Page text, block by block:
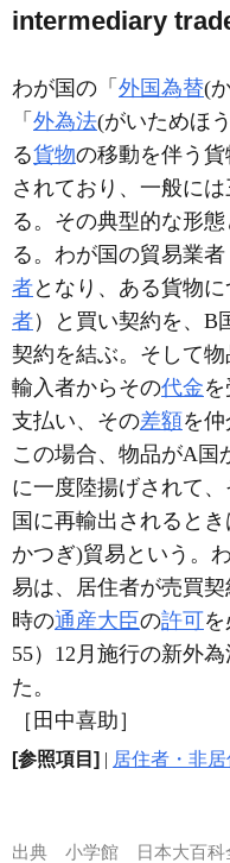
intermediary
わが国の「 外国為替(
「 外為法(がいためほ
る貨物の移動を伴う
されており、一般に
る。その典型的な形
る。わが国の貿易業者
者となり、ある貨物
者）と買い契約を、B
契約を結ぶ。そして物
輸入者からその代金
支払い、その差額を
この場合、物品がA国
に一度陸揚げされて
国に再輸出されると
かつぎ)貿易という。
易は、居住者が売買
時の通産大臣の許可
55）12月施行の新外
た。
［田中喜助］
[参照項目] | 居住者・非
出典 小学館 日本大百科